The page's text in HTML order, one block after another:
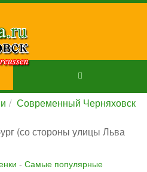
Современный Черняховск
(со стороны улицы Льва
- Самые популярные